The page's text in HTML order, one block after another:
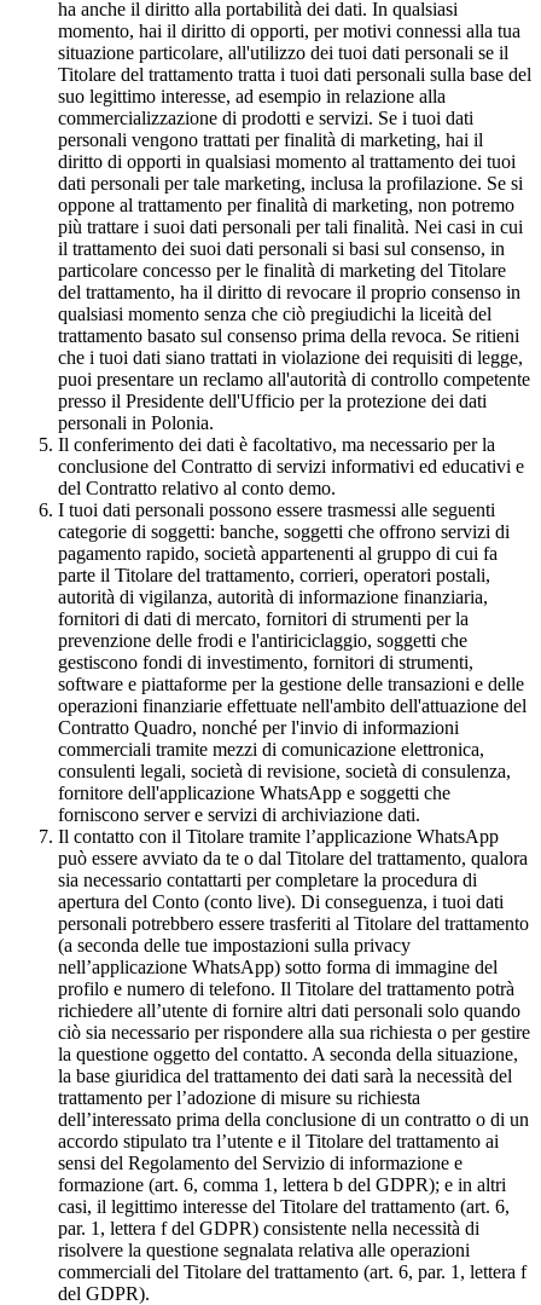
ha anche il diritto alla portabilità dei dati. In qualsiasi
momento, hai il diritto di opporti, per motivi connessi alla tua
situazione particolare, all'utilizzo dei tuoi dati personali se il
Titolare del trattamento tratta i tuoi dati personali sulla base del
suo legittimo interesse, ad esempio in relazione alla
commercializzazione di prodotti e servizi. Se i tuoi dati
personali vengono trattati per finalità di marketing, hai il
diritto di opporti in qualsiasi momento al trattamento dei tuoi
dati personali per tale marketing, inclusa la profilazione. Se si
oppone al trattamento per finalità di marketing, non potremo
più trattare i suoi dati personali per tali finalità. Nei casi in cui
il trattamento dei suoi dati personali si basi sul consenso, in
particolare concesso per le finalità di marketing del Titolare
del trattamento, ha il diritto di revocare il proprio consenso in
qualsiasi momento senza che ciò pregiudichi la liceità del
trattamento basato sul consenso prima della revoca. Se ritieni
che i tuoi dati siano trattati in violazione dei requisiti di legge,
puoi presentare un reclamo all'autorità di controllo competente
presso il Presidente dell'Ufficio per la protezione dei dati
personali in Polonia.
Il conferimento dei dati è facoltativo, ma necessario per la
conclusione del Contratto di servizi informativi ed educativi e
del Contratto relativo al conto demo.
I tuoi dati personali possono essere trasmessi alle seguenti
categorie di soggetti: banche, soggetti che offrono servizi di
pagamento rapido, società appartenenti al gruppo di cui fa
parte il Titolare del trattamento, corrieri, operatori postali,
autorità di vigilanza, autorità di informazione finanziaria,
fornitori di dati di mercato, fornitori di strumenti per la
prevenzione delle frodi e l'antiriciclaggio, soggetti che
gestiscono fondi di investimento, fornitori di strumenti,
software e piattaforme per la gestione delle transazioni e delle
operazioni finanziarie effettuate nell'ambito dell'attuazione del
Contratto Quadro, nonché per l'invio di informazioni
commerciali tramite mezzi di comunicazione elettronica,
consulenti legali, società di revisione, società di consulenza,
fornitore dell'applicazione WhatsApp e soggetti che
forniscono server e servizi di archiviazione dati.
Il contatto con il Titolare tramite l’applicazione WhatsApp
può essere avviato da te o dal Titolare del trattamento, qualora
sia necessario contattarti per completare la procedura di
apertura del Conto (conto live). Di conseguenza, i tuoi dati
personali potrebbero essere trasferiti al Titolare del trattamento
(a seconda delle tue impostazioni sulla privacy
nell’applicazione WhatsApp) sotto forma di immagine del
profilo e numero di telefono. Il Titolare del trattamento potrà
richiedere all’utente di fornire altri dati personali solo quando
ciò sia necessario per rispondere alla sua richiesta o per gestire
la questione oggetto del contatto. A seconda della situazione,
la base giuridica del trattamento dei dati sarà la necessità del
trattamento per l’adozione di misure su richiesta
dell’interessato prima della conclusione di un contratto o di un
accordo stipulato tra l’utente e il Titolare del trattamento ai
sensi del Regolamento del Servizio di informazione e
formazione (art. 6, comma 1, lettera b del GDPR); e in altri
casi, il legittimo interesse del Titolare del trattamento (art. 6,
par. 1, lettera f del GDPR) consistente nella necessità di
risolvere la questione segnalata relativa alle operazioni
commerciali del Titolare del trattamento (art. 6, par. 1, lettera f
del GDPR).